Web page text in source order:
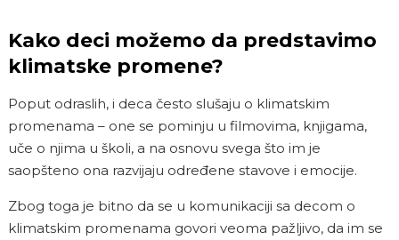
Kako deci možemo da predstavimo
klimatske promene?
Poput odraslih, i deca često slušaju o klimatskim
promenama – one se pominju u filmovima, knjigama,
uče o njima u školi, a na osnovu svega što im je
saopšteno ona razvijaju određene stavove i emocije.
Zbog toga je bitno da se u komunikaciji sa decom o
klimatskim promenama govori veoma pažljivo, da im se